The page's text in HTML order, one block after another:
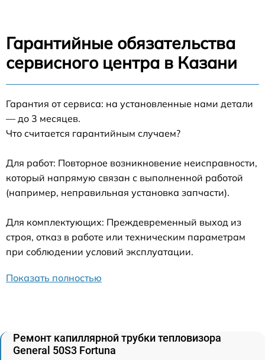
Гарантийные обязательства
сервисного центра в Казани
Гарантия от сервиса: на установленные нами детали
— до 3 месяцев.
Что считается гарантийным случаем?
Для работ: Повторное возникновение неисправности,
который напрямую связан с выполненной работой
(например, неправильная установка запчасти).
Для комплектующих: Преждевременный выход из
строя, отказ в работе или техническим параметрам
при соблюдении условий эксплуатации.
Показать полностью
Ремонт капиллярной трубки тепловизора
General 50S3 Fortuna